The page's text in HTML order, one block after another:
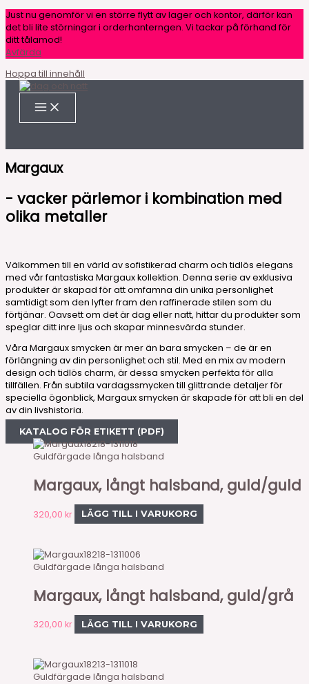
Just nu genomför vi en större flytt av lager och kontor, därför kan
det bli lite störningar i orderhanterngen. Vi tackar på förhand för
ditt tålamod!
Avfärda
Hoppa till innehåll
Margaux
- vacker pärlemor i kombination med
olika metaller
Välkommen till en värld av sofistikerad charm och tidlös elegans
med vår fantastiska Margaux kollektion. Denna serie av exklusiva
produkter är skapad för att omfamna din unika personlighet
samtidigt som den lyfter fram den raffinerade stilen som du
förtjänar. Oavsett om det är dag eller natt, hittar du produkter som
speglar ditt inre ljus och skapar minnesvärda stunder.
Våra Margaux smycken är mer än bara smycken – de är en
förlängning av din personlighet och stil. Med en mix av modern
design och tidlös charm, är dessa smycken perfekta för alla
tillfällen. Från subtila vardagssmycken till glittrande detaljer för
speciella ögonblick, Margaux smycken är skapade för att bli en del
av din livshistoria.
KATALOG FÖR ETIKETT (PDF)
18218-1311018
Guldfärgade långa halsband
Margaux, långt halsband, guld/guld
320,00 kr LÄGG TILL I VARUKORG
18218-1311006
Guldfärgade långa halsband
Margaux, långt halsband, guld/grå
320,00 kr LÄGG TILL I VARUKORG
18213-1311018
Guldfärgade långa halsband